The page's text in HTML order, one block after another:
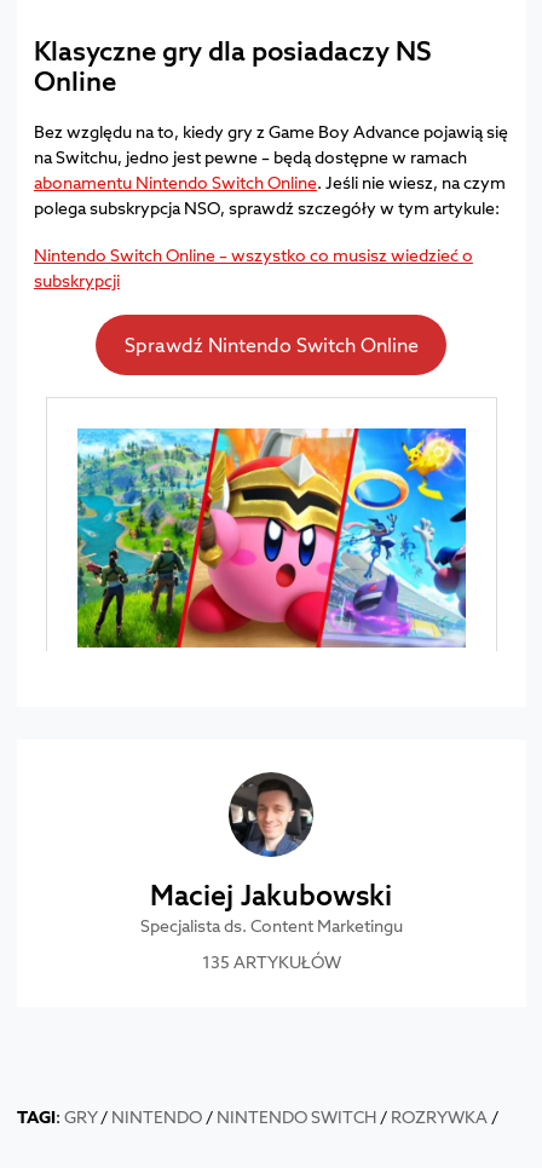
Klasyczne gry dla posiadaczy NS
Online
Bez względu na to, kiedy gry z Game Boy Advance pojawią się
na Switchu, jedno jest pewne – będą dostępne w ramach
abonamentu Nintendo Switch Online. Jeśli nie wiesz, na czym
polega subskrypcja NSO, sprawdź szczegóły w tym artykule:
Nintendo Switch Online – wszystko co musisz wiedzieć o
subskrypcji
Sprawdź Nintendo Switch Online
Maciej Jakubowski
Specjalista ds. Content Marketingu
135 ARTYKUŁÓW
TAGI: GRY/ NINTENDO/ NINTENDO SWITCH/ ROZRYWKA/